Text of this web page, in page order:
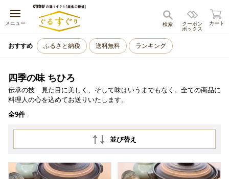
メニュー
キャンセル
クーポン
ボックス
検索 カート
おすすめ ふるさと納税 送料無料 ランキング
四季の味 ちひろ
伝承の技 見た目に美しく、そして味はいうまでもなく。全ての商品に
料理人の心を込めてお送りいたします。
全9件
並び替え